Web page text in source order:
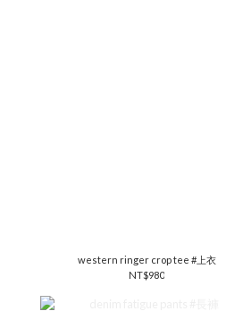
western ringer crop tee #上衣
NT$980